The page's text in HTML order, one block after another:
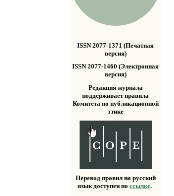
ISSN 2077-1371 (Печатная
версия)
ISSN 2077-1460 (Электронная
версия)
Редакция журнала
поддерживает правила
Комитета по публикационной
этике
Перевод правил на русский
язык доступен поссылке.